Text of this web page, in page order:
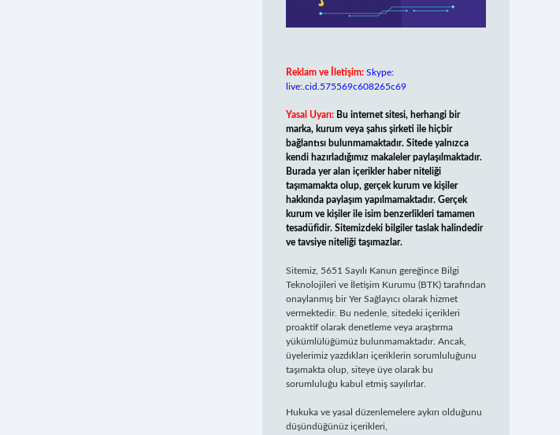
Reklam ve İletişim: Skype:
live:.cid.575569c608265c69
Yasal Uyarı: Bu internet sitesi, herhangi bir
marka, kurum veya şahıs şirketi ile hiçbir
bağlantısı bulunmamaktadır. Sitede yalnızca
kendi hazırladığımız makaleler paylaşılmaktadır.
Burada yer alan içerikler haber niteliği
taşımamakta olup, gerçek kurum ve kişiler
hakkında paylaşım yapılmamaktadır. Gerçek
kurum ve kişiler ile isim benzerlikleri tamamen
tesadüfidir. Sitemizdeki bilgiler taslak halindedir
ve tavsiye niteliği taşımazlar.
Sitemiz, 5651 Sayılı Kanun gereğince Bilgi
Teknolojileri ve İletişim Kurumu (BTK) tarafından
onaylanmış bir Yer Sağlayıcı olarak hizmet
vermektedir. Bu nedenle, sitedeki içerikleri
proaktif olarak denetleme veya araştırma
yükümlülüğümüz bulunmamaktadır. Ancak,
üyelerimiz yazdıkları içeriklerin sorumluluğunu
taşımakta olup, siteye üye olarak bu
sorumluluğu kabul etmiş sayılırlar.
Hukuka ve yasal düzenlemelere aykırı olduğunu
düşündüğünüz içerikleri,